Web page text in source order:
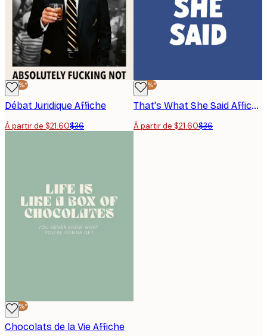
-40%*
Débat Juridique Affiche
À partir de $21.60$36
-40%*
That's What She Said Affiche
À partir de $21.60$36
-40%*
Chocolats de la Vie Affiche